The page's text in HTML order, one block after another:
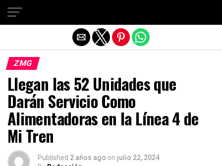
ZMG
Llegan las 52 Unidades que
Darán Servicio Como
Alimentadoras en la Línea 4 de
Mi Tren
Published 2 años ago on julio 22, 2024